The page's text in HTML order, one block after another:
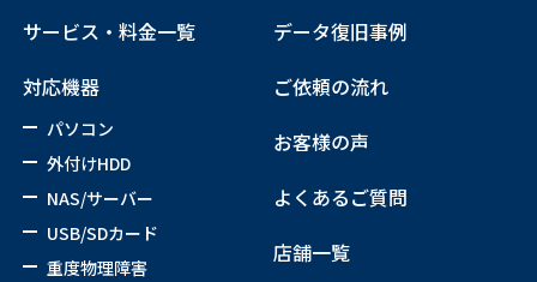
サービス・料金一覧
対応機器
パソコン
外付けHDD
NAS/サーバー
USB/SDカード
重度物理障害
データ復旧事例
ご依頼の流れ
お客様の声
よくあるご質問
店舗一覧